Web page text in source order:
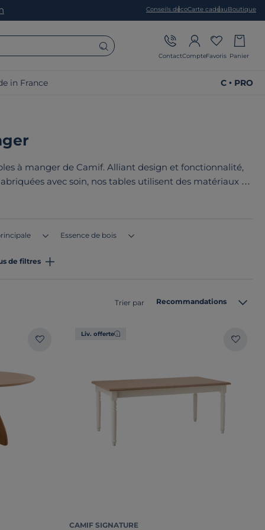
Conseils décoCarte cadeauBoutique
ContactCompteFavoris Panier
in France C • PRO
à manger de Camif. Alliant design et fonctionnalité,
avec soin, nos tables utilisent des matériaux de
ou européenne. Le point commun de nos produits ? Ils
Essence de bois
de filtres
Trier par Recommandations
Liv. offerte
CAMIF SIGNATURE